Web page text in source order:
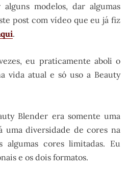
modelos, dar algumas
post com vídeo que eu já fiz
.
eu praticamente aboli o
vida atual e só uso a Beauty
Blender era somente uma
uma diversidade de cores na
algumas cores limitadas. Eu
e os dois formatos.